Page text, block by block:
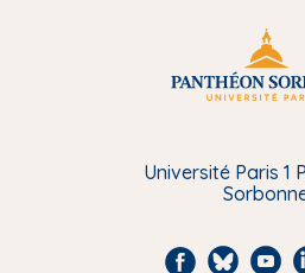
Université Paris 1